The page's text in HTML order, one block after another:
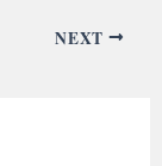
NEXT